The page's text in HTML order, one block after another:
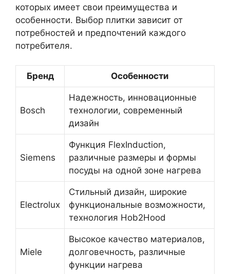
которых имеет свои преимущества и
особенности. Выбор плитки зависит от
потребностей и предпочтений каждого
потребителя.
Бренд Особенности
Bosch
Надежность, инновационные
технологии, современный
дизайн
Siemens
Функция FlexInduction,
различные размеры и формы
посуды на одной зоне нагрева
Electrolux
Стильный дизайн, широкие
функциональные возможности,
технология Hob2Hood
Miele
Высокое качество материалов,
долговечность, различные
функции нагрева